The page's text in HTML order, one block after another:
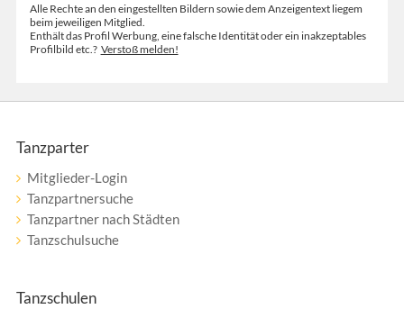
Alle Rechte an den eingestellten Bildern sowie dem Anzeigentext liegem
beim jeweiligen Mitglied.
Enthält das Profil Werbung, eine falsche Identität oder ein inakzeptables
Profilbild etc.? Verstoß melden!
Tanzparter
Mitglieder-Login
Tanzpartnersuche
Tanzpartner nach Städten
Tanzschulsuche
Tanzschulen